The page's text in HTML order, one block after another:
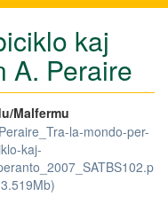
kaj
A. Peraire
Malfermu
Peraire_Tra-la-mondo-per-
kaj-